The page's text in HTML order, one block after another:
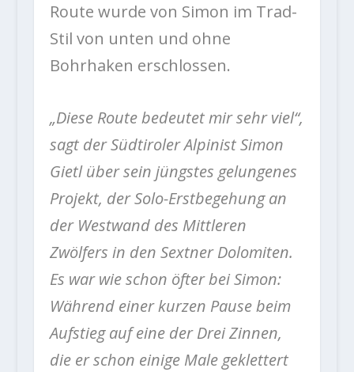
Route wurde von Simon im Trad-
Stil von unten und ohne
Bohrhaken erschlossen.
„Diese Route bedeutet mir sehr viel“,
sagt der Südtiroler Alpinist Simon
Gietl über sein jüngstes gelungenes
Projekt, der Solo-Erstbegehung an
der Westwand des Mittleren
Zwölfers in den Sextner Dolomiten.
Es war wie schon öfter bei Simon:
Während einer kurzen Pause beim
Aufstieg auf eine der Drei Zinnen,
die er schon einige Male geklettert